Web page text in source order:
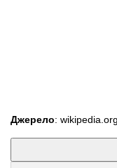
Джерело: wikipedia.org